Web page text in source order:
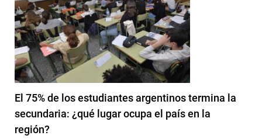
El 75% de los estudiantes argentinos termina la
secundaria: ¿qué lugar ocupa el país en la
región?